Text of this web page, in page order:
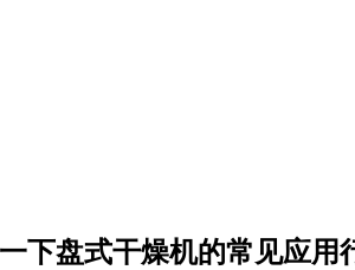
下盘式干燥机的常见应用